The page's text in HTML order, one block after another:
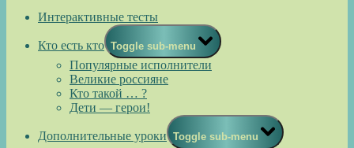
Интерактивные тесты
Кто есть кто Toggle sub-menu
Популярные исполнители
Великие россияне
Кто такой … ?
Дети — герои!
Дополнительные уроки Toggle sub-menu